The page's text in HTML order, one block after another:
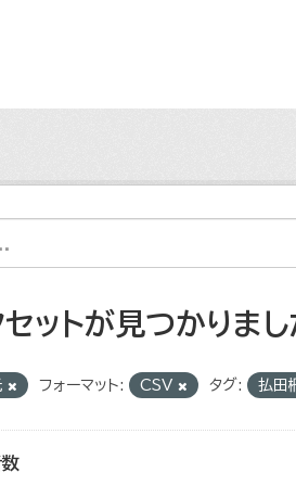
ットが見つかりまし
フォーマット: CSV タグ: 払田